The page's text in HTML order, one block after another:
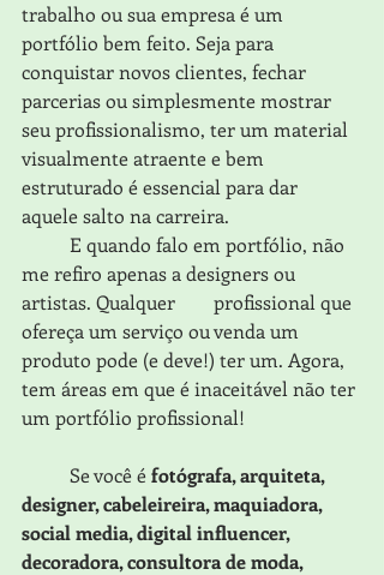
trabalho ou sua empresa é um
portfólio bem feito. Seja para
conquistar novos clientes, fechar
parcerias ou simplesmente mostrar
seu profissionalismo, ter um material
visualmente atraente e bem
estruturado é essencial para dar
aquele salto na carreira.
me refiro apenas a designers ou
artistas. Qualquer 	profissional que
ofereça um serviço ou venda um
produto pode (e deve!) ter um. Agora,
tem áreas em que é inaceitável não ter
um portfólio profissional!
	Se você é
fotógrafa, arquiteta,
designer, cabeleireira, maquiadora,
social media, digital influencer,
decoradora, consultora de moda,